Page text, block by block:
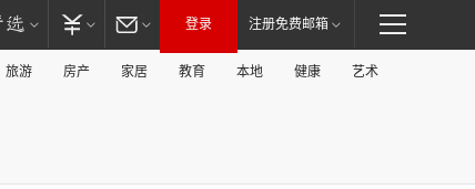
登录 注册免费邮箱
旅游 房产 家居 教育 本地 健康 艺术